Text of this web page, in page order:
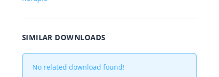
SIMILAR DOWNLOADS
No related download found!